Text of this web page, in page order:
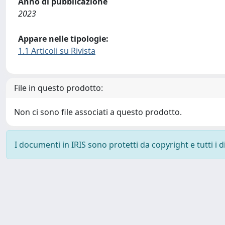
2023
Appare nelle tipologie:
1.1 Articoli su Rivista
File in questo prodotto:
Non ci sono file associati a questo prodotto.
I documenti in IRIS sono protetti da copyright e tutti i